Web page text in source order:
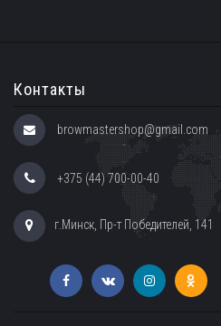
Контакты
browmastershop@gmail.com
+375 (44) 700-00-40
г.Минск, Пр-т Победителей, 141